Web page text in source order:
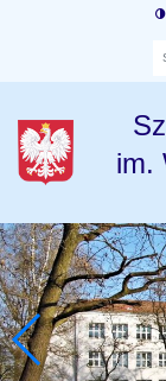
im.